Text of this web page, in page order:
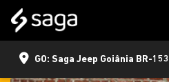
GO: Saga Jeep Goiânia BR-153